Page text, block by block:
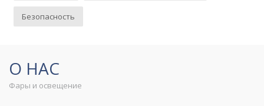
Безопасность
О НАС
Фары и освещение